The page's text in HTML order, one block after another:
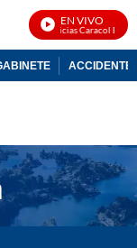
EN VIVO
Noticias Caracol En
ACCIDENTE